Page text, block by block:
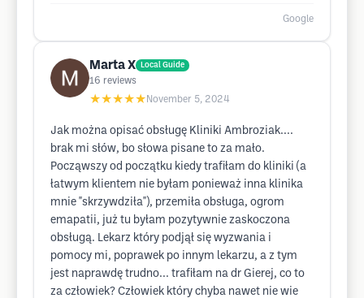
Google
Marta X Local Guide
16 reviews
★★★★★ November 5, 2024
Jak można opisać obsługę Kliniki Ambroziak....
brak mi słów, bo słowa pisane to za mało.
Począwszy od początku kiedy trafiłam do kliniki (a
łatwym klientem nie byłam ponieważ inna klinika
mnie "skrzywdziła"), przemiła obsługa, ogrom
emapatii, już tu byłam pozytywnie zaskoczona
obsługą. Lekarz który podjął się wyzwania i
pomocy mi, poprawek po innym lekarzu, a z tym
jest naprawdę trudno... trafiłam na dr Gierej, co to
za człowiek? Człowiek który chyba nawet nie wie